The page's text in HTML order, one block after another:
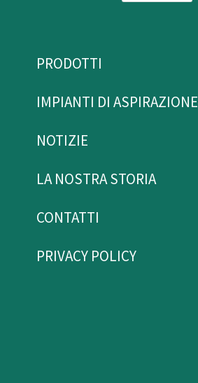
PRODOTTI
IMPIANTI DI ASPIRAZIONE
NOTIZIE
LA NOSTRA STORIA
CONTATTI
PRIVACY POLICY